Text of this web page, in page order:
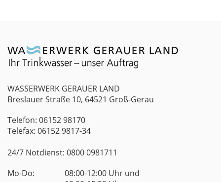
WASSERWERK GERAUER LAND
Breslauer Straße 10, 64521 Groß-Gerau
Telefon: 06152 98170
Telefax: 06152 9817-34
24/7 Notdienst: 0800 0981711
Mo-Do:
08:00-12:00 Uhr und